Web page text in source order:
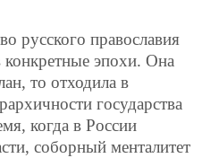
русского православия
конкретные эпохи. Она
то отходила в
государства
когда в России
соборный менталитет